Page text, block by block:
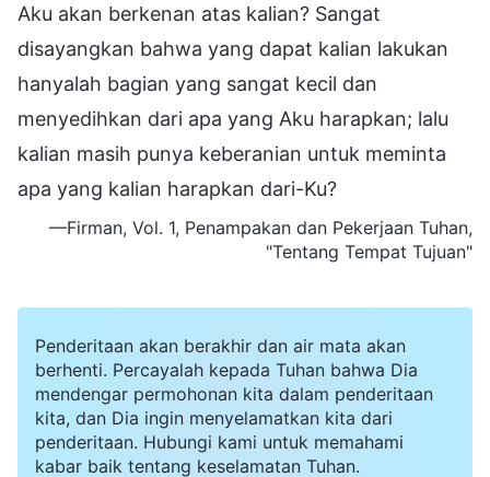
Aku akan berkenan atas kalian? Sangat
disayangkan bahwa yang dapat kalian lakukan
hanyalah bagian yang sangat kecil dan
menyedihkan dari apa yang Aku harapkan; lalu
kalian masih punya keberanian untuk meminta
apa yang kalian harapkan dari-Ku?
—Firman, Vol. 1, Penampakan dan Pekerjaan Tuhan,
"Tentang Tempat Tujuan"
Penderitaan akan berakhir dan air mata akan
berhenti. Percayalah kepada Tuhan bahwa Dia
mendengar permohonan kita dalam penderitaan
kita, dan Dia ingin menyelamatkan kita dari
penderitaan. Hubungi kami untuk memahami
kabar baik tentang keselamatan Tuhan.